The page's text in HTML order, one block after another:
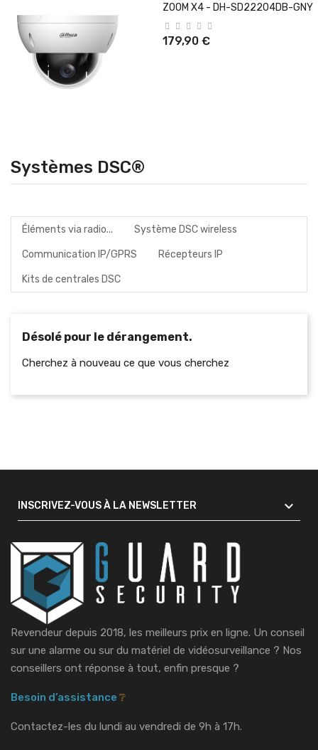
ZOOM X4 - DH-SD22204DB-GNY
179,90 €
Systèmes DSC®
Éléments via radio... Système DSC wireless
Communication IP/GPRS Récepteurs IP
Kits de centrales DSC
Désolé pour le dérangement.
Cherchez à nouveau ce que vous cherchez
INSCRIVEZ-VOUS À LA NEWSLETTER 
Revendeur depuis 2018, les meilleurs prix en ligne. Un conseil
sur une alarme ou sur du matériel de vidéosurveillance ? Nos
conseillers ont réponse à tout, enfin presque ?
Besoin d’assistance ❔
Contactez-les du lundi au vendredi de 9h à 17h.